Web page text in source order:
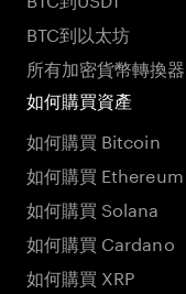
BTC到以太坊
所有加密貨幣轉換器
如何購買資產
如何購買 Bitcoin
如何購買 Ethereum
如何購買 Solana
如何購買 Cardano
如何購買 XRP